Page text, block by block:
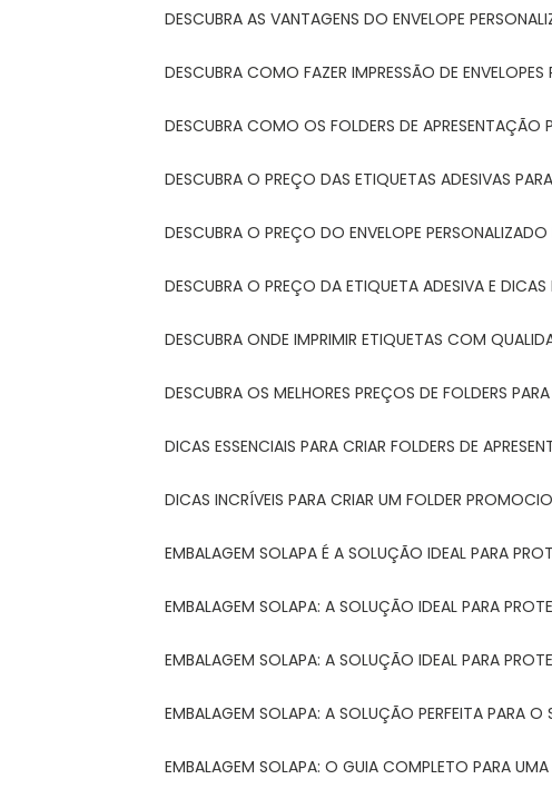
DESCUBRA AS VANTAGENS DO ENVELOPE
DESCUBRA COMO FAZER IMPRESSÃO DE
DESCUBRA COMO OS FOLDERS DE
DESCUBRA O PREÇO DAS ETIQUETAS ADESIVAS
DESCUBRA O PREÇO DO ENVELOPE
DESCUBRA O PREÇO DA ETIQUETA ADESIVA E
DESCUBRA ONDE IMPRIMIR ETIQUETAS COM
DESCUBRA OS MELHORES PREÇOS DE FOLDERS
DICAS ESSENCIAIS PARA CRIAR FOLDERS DE
DICAS INCRÍVEIS PARA CRIAR UM FOLDER
EMBALAGEM SOLAPA É A SOLUÇÃO IDEAL PARA
EMBALAGEM SOLAPA: A SOLUÇÃO IDEAL PARA
EMBALAGEM SOLAPA: A SOLUÇÃO IDEAL PARA
EMBALAGEM SOLAPA: A SOLUÇÃO PERFEITA PARA O
EMBALAGEM SOLAPA: O GUIA COMPLETO PARA